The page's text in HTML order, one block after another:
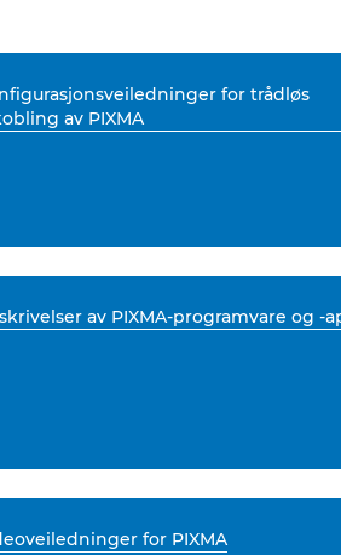
for trådløs
av PIXMA
av PIXMA-programvare og -
for PIXMA